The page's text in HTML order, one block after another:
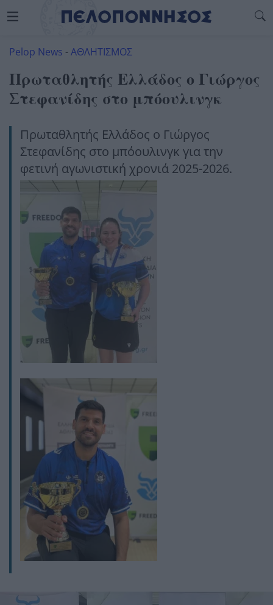
Pelop News -ΑΘΛΗΤΙΣΜΟΣ
Πρωταθλητής Ελλάδος ο Γιώργος
Στεφανίδης στο μπόουλινγκ
Πρωταθλητής Ελλάδος ο Γιώργος
Στεφανίδης στο μπόουλινγκ για την
φετινή αγωνιστική χρονιά 2025-2026.